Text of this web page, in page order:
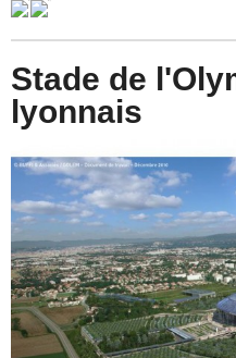
Stade de
lyonnais